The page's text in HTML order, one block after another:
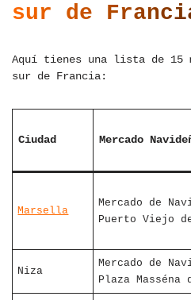
sur de
Aquí tienes una lista de 15
sur de Francia:
Ciudad Mercado
Marsella
Mercado de
Puerto Viejo
Niza
Mercado de
Plaza Masséna